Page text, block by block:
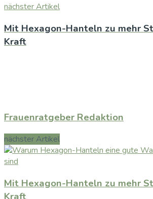
nächster Artikel
Mit Hexagon-Hanteln zu mehr
Kraft
Frauenratgeber Redaktion
nächster Artikel
Mit Hexagon-Hanteln zu mehr
Kraft